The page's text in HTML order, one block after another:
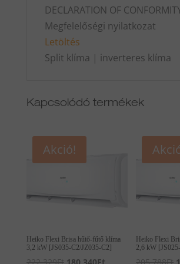
DECLARATION OF
Megfelelőségi nyilatkozat
Letöltés
Split klíma | inverteres klíma
Kapcsolódó termékek
Akció!
Heiko Flexi Brisa hűtő-fűtő klíma
3,2 kW [JS035-C2/JZ035-C2]
Original
Current
Heiko Flexi
2,6 kW